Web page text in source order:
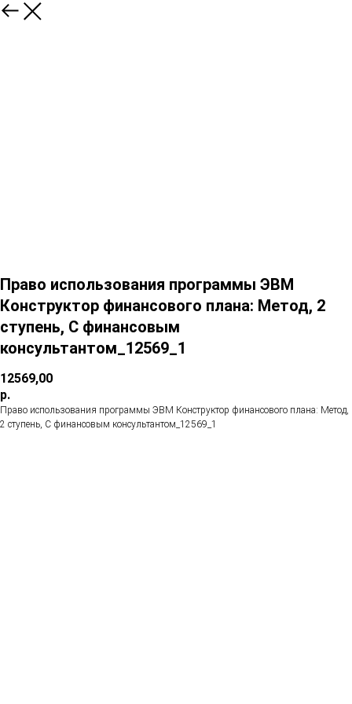
Право использования программы ЭВМ
Конструктор финансового плана: Метод, 2
ступень, С финансовым
консультантом_12569_1
12569,00
р.
Право использования программы ЭВМ Конструктор финансового плана: Метод,
2 ступень, С финансовым консультантом_12569_1